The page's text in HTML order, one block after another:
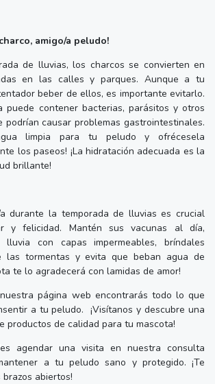
amigo/a peludo!
de lluvias, los charcos se convierten en
en las calles y parques. Aunque a tu
beber de ellos, es importante evitarlo.
puede contener bacterias, parásitos y otros
podrían causar problemas gastrointestinales.
limpia para tu peludo y ofrécesela
los paseos! ¡La hidratación adecuada es la
brillante!
durante la temporada de lluvias es crucial
y felicidad. Mantén sus vacunas al día,
con capas impermeables, bríndales
las tormentas y evita que beban agua de
te lo agradecerá con lamidas de amor!
página web encontrarás todo lo que
a tu peludo. ¡Visítanos y descubre una
productos de calidad para tu mascota!
agendar una visita en nuestra consulta
a tu peludo sano y protegido. ¡Te
abiertos!